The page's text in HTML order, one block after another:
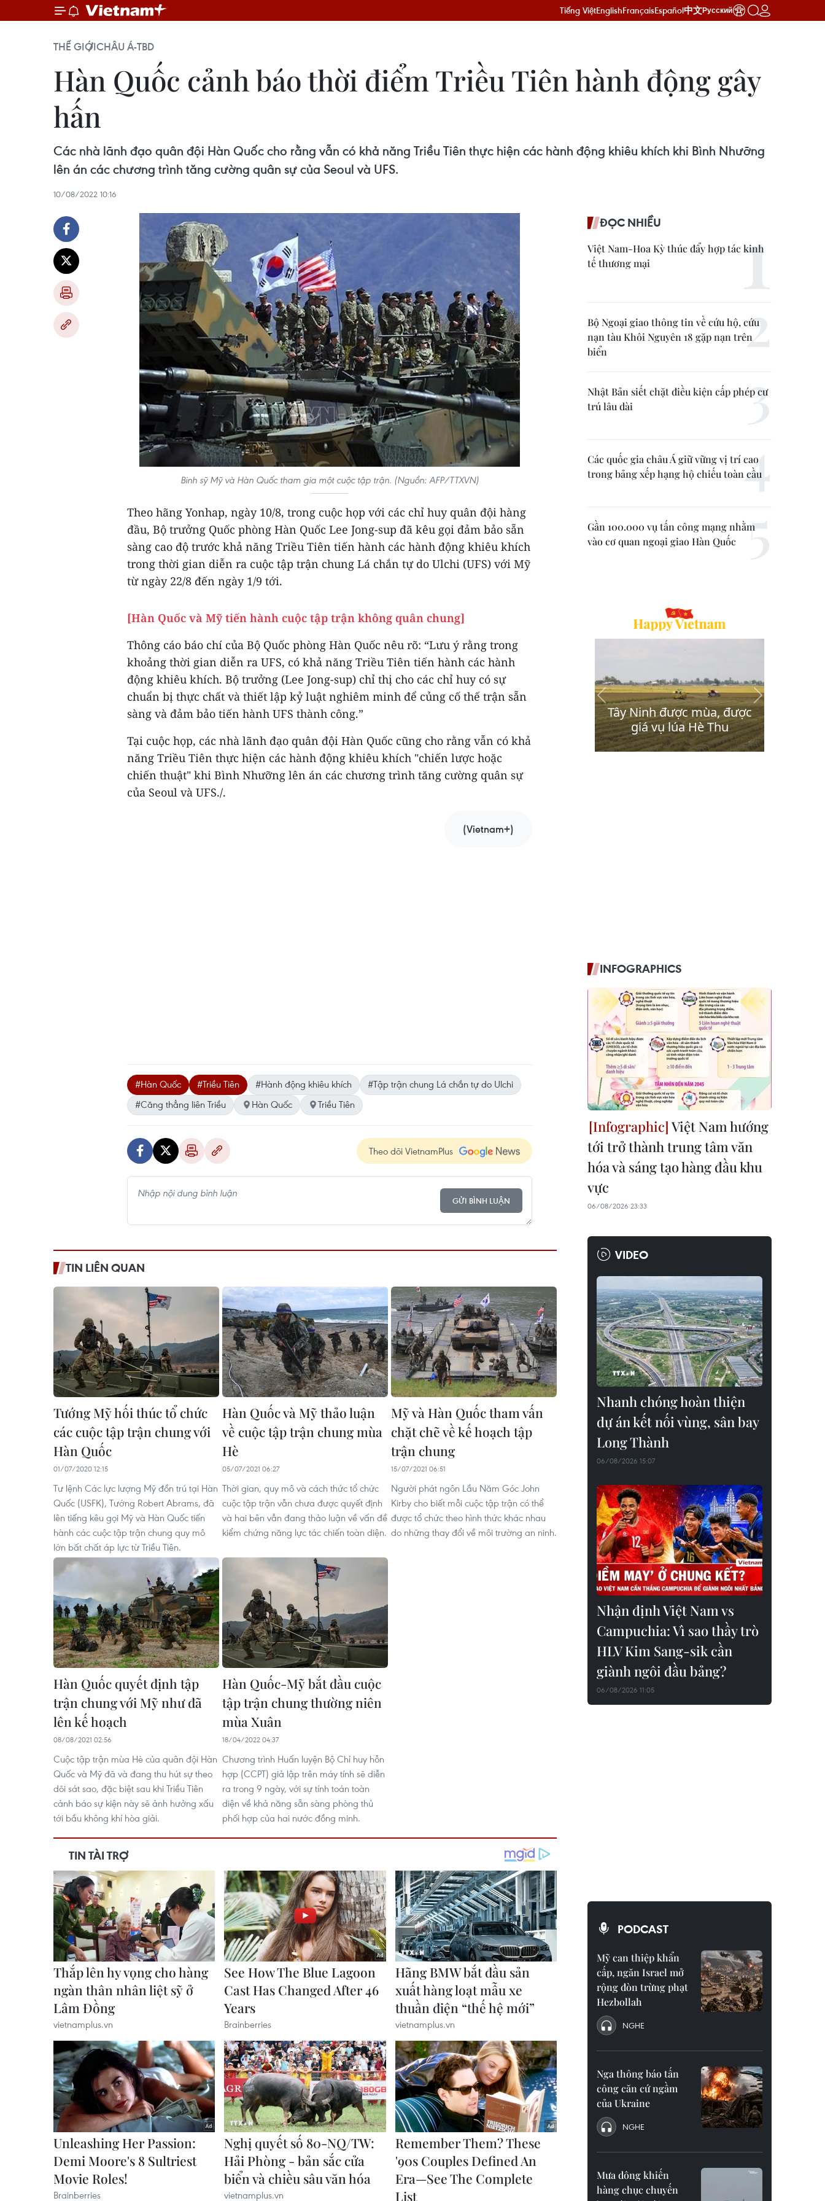
Tiếng ViệtEnglishFrançaisEspañol中文Русский
THẾ GIỚICHÂU Á-TBD
Hàn Quốc cảnh báo thời điểm Triều Tiên hành động gây
hấn
Các nhà lãnh đạo quân đội Hàn Quốc cho rằng vẫn có khả năng Triều Tiên thực hiện các hành động khiêu khích khi Bình Nhưỡng
lên án các chương trình tăng cường quân sự của Seoul và UFS.
10/08/2022 10:16
Binh sỹ Mỹ và Hàn Quốc tham gia một cuộc tập trận. (Nguồn: AFP/TTXVN)
Theo hãng Yonhap, ngày 10/8, trong cuộc họp với các chỉ huy quân đội hàng
đầu, Bộ trưởng Quốc phòng Hàn Quốc Lee Jong-sup đã kêu gọi đảm bảo sẵn
sàng cao độ trước khả năng Triều Tiên tiến hành các hành động khiêu khích
trong thời gian diễn ra cuộc tập trận chung Lá chắn tự do Ulchi (UFS) với Mỹ
từ ngày 22/8 đến ngày 1/9 tới.
[Hàn Quốc và Mỹ tiến hành cuộc tập trận không quân chung]
Thông cáo báo chí của Bộ Quốc phòng Hàn Quốc nêu rõ: “Lưu ý rằng trong
khoảng thời gian diễn ra UFS, có khả năng Triều Tiên tiến hành các hành
động khiêu khích. Bộ trưởng (Lee Jong-sup) chỉ thị cho các chỉ huy có sự
chuẩn bị thực chất và thiết lập kỷ luật nghiêm minh để củng cố thế trận sẵn
sàng và đảm bảo tiến hành UFS thành công.”
Tại cuộc họp, các nhà lãnh đạo quân đội Hàn Quốc cũng cho rằng vẫn có khả
năng Triều Tiên thực hiện các hành động khiêu khích "chiến lược hoặc
chiến thuật" khi Bình Nhưỡng lên án các chương trình tăng cường quân sự
của Seoul và UFS./.
(Vietnam+)
#Hàn Quốc #Triều Tiên #Hành động khiêu khích
#Tập trận chung Lá chắn tự do Ulchi
#Căng thẳng liên Triều
Hàn Quốc Triều Tiên
Theo dõi VietnamPlus
GỬI BÌNH LUẬN
TIN LIÊN QUAN
Tướng Mỹ hối thúc tổ chức
các cuộc tập trận chung với
Hàn Quốc
01/07/2020 12:15
Tư lệnh Các lực lượng Mỹ đồn trú tại Hàn
Quốc (USFK), Tướng Robert Abrams, đã
lên tiếng kêu gọi Mỹ và Hàn Quốc tiến
hành các cuộc tập trận chung quy mô
lớn bất chất áp lực từ Triều Tiên.
Hàn Quốc và Mỹ thảo luận
về cuộc tập trận chung mùa
Hè
05/07/2021 06:27
Thời gian, quy mô và cách thức tổ chức
cuộc tập trận vẫn chưa được quyết định
và hai bên vẫn đang thảo luận về vấn đề
kiểm chứng năng lực tác chiến toàn diện.
Mỹ và Hàn Quốc tham vấn
chặt chẽ về kế hoạch tập
trận chung
15/07/2021 06:51
Người phát ngôn Lầu Năm Góc John
Kirby cho biết mỗi cuộc tập trận có thể
được tổ chức theo hình thức khác nhau
do những thay đổi về môi trường an ninh.
Hàn Quốc quyết định tập
trận chung với Mỹ như đã
lên kế hoạch
08/08/2021 02:56
Cuộc tập trận mùa Hè của quân đội Hàn
Quốc và Mỹ đã và đang thu hút sự theo
dõi sát sao, đặc biệt sau khi Triều Tiên
cảnh báo sự kiện này sẽ ảnh hưởng xấu
tới bầu không khí hòa giải.
Hàn Quốc-Mỹ bắt đầu cuộc
tập trận chung thường niên
mùa Xuân
18/04/2022 04:37
Chương trình Huấn luyện Bộ Chỉ huy hỗn
hợp (CCPT) giả lập trên máy tính sẽ diễn
ra trong 9 ngày, với sự tính toán toàn
diện về khả năng sẵn sàng phòng thủ
phối hợp của hai nước đồng minh.
ĐỌC NHIỀU
Việt Nam-Hoa Kỳ thúc đẩy hợp tác kinh
tế thương mại
Bộ Ngoại giao thông tin về cứu hộ, cứu
nạn tàu Khôi Nguyên 18 gặp nạn trên
biển
Nhật Bản siết chặt điều kiện cấp phép cư
trú lâu dài
Các quốc gia châu Á giữ vững vị trí cao
trong bảng xếp hạng hộ chiếu toàn cầu
Gần 100.000 vụ tấn công mạng nhằm
vào cơ quan ngoại giao Hàn Quốc
INFOGRAPHICS
Việt Nam hướng
tới trở thành trung tâm văn
hóa và sáng tạo hàng đầu khu
vực
06/08/2026 23:33
VIDEO
Nhanh chóng hoàn thiện
dự án kết nối vùng, sân bay
Long Thành
06/08/2026 15:07
Nhận định Việt Nam vs
Campuchia: Vì sao thầy trò
HLV Kim Sang-sik cần
giành ngôi đầu bảng?
06/08/2026 11:05
PODCAST
Mỹ can thiệp khẩn
cấp, ngăn Israel mở
rộng đòn trừng phạt
Hezbollah
NGHE
Nga thông báo tấn
công căn cứ ngầm
của Ukraine
NGHE
Mưa dông khiến
hàng chục chuyến